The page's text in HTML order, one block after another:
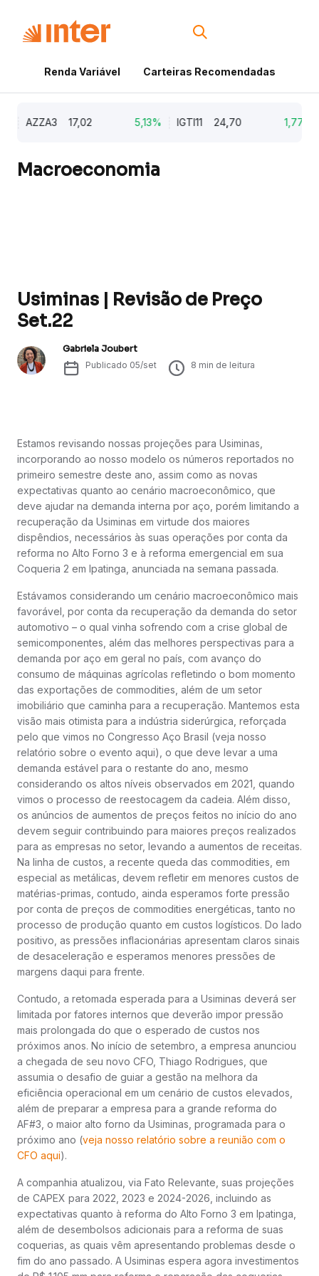
Renda Variável Carteiras Recomendadas
AZZA3 17,02 5,13% IGTI11 24,70 1,77%
Macroeconomia
Usiminas | Revisão de Preço
Set.22
Gabriela Joubert
Publicado 05/set 8 min de leitura
Estamos revisando nossas projeções para Usiminas,
incorporando ao nosso modelo os números reportados no
primeiro semestre deste ano, assim como as novas
expectativas quanto ao cenário macroeconômico, que
deve ajudar na demanda interna por aço, porém limitando a
recuperação da Usiminas em virtude dos maiores
dispêndios, necessários às suas operações por conta da
reforma no Alto Forno 3 e à reforma emergencial em sua
Coqueria 2 em Ipatinga, anunciada na semana passada.
Estávamos considerando um cenário macroeconômico mais
favorável, por conta da recuperação da demanda do setor
automotivo – o qual vinha sofrendo com a crise global de
semicomponentes, além das melhores perspectivas para a
demanda por aço em geral no país, com avanço do
consumo de máquinas agrícolas refletindo o bom momento
das exportações de commodities, além de um setor
imobiliário que caminha para a recuperação. Mantemos esta
visão mais otimista para a indústria siderúrgica, reforçada
pelo que vimos no Congresso Aço Brasil (veja nosso
relatório sobre o evento aqui), o que deve levar a uma
demanda estável para o restante do ano, mesmo
considerando os altos níveis observados em 2021, quando
vimos o processo de reestocagem da cadeia. Além disso,
os anúncios de aumentos de preços feitos no início do ano
devem seguir contribuindo para maiores preços realizados
para as empresas no setor, levando a aumentos de receitas.
Na linha de custos, a recente queda das commodities, em
especial as metálicas, devem refletir em menores custos de
matérias-primas, contudo, ainda esperamos forte pressão
por conta de preços de commodities energéticas, tanto no
processo de produção quanto em custos logísticos. Do lado
positivo, as pressões inflacionárias apresentam claros sinais
de desaceleração e esperamos menores pressões de
margens daqui para frente.
Contudo, a retomada esperada para a Usiminas deverá ser
limitada por fatores internos que deverão impor pressão
mais prolongada do que o esperado de custos nos
próximos anos. No início de setembro, a empresa anunciou
a chegada de seu novo CFO, Thiago Rodrigues, que
assumia o desafio de guiar a gestão na melhora da
eficiência operacional em um cenário de custos elevados,
além de preparar a empresa para a grande reforma do
AF#3, o maior alto forno da Usiminas, programada para o
próximo ano (veja nosso relatório sobre a reunião com o
CFO aqui).
A companhia atualizou, via Fato Relevante, suas projeções
de CAPEX para 2022, 2023 e 2024-2026, incluindo as
expectativas quanto à reforma do Alto Forno 3 em Ipatinga,
além de desembolsos adicionais para a reforma de suas
coquerias, as quais vêm apresentando problemas desde o
fim do ano passado. A Usiminas espera agora investimentos